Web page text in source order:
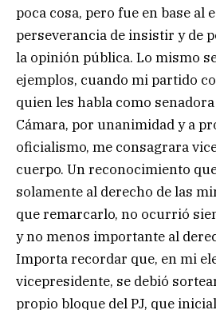
poca cosa, pero fue en base al
perseverancia de insistir y de
la opinión pública. Lo mismo
ejemplos, cuando mi partido
quien les habla como
Cámara, por unanimidad y a
oficialismo, me consagrara
cuerpo. Un reconocimiento
solamente al derecho de las
que remarcarlo, no ocurrió
y no menos importante al
Importa recordar que, en mi
vicepresidente, se debió
propio bloque del PJ, que